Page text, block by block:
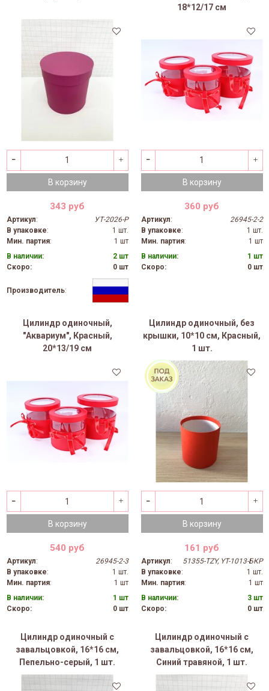
В корзину
343 руб
Артикул:
УТ-2026-Р
В упаковке:
1 шт.
Мин. партия:
1 шт
В наличии:
2 шт
Скоро:
0 шт
Производитель:
18*12/17 см
В корзину
360 руб
Артикул:
26945-2-2
В упаковке:
1 шт.
Мин. партия:
1 шт
В наличии:
1 шт
Скоро:
0 шт
Цилиндр одиночный,
"Аквариум", Красный,
20*13/19 см
В корзину
540 руб
Артикул:
26945-2-3
В упаковке:
1 шт.
Мин. партия:
1 шт
В наличии:
1 шт
Скоро:
0 шт
Цилиндр одиночный, без
крышки, 10*10 см, Красный,
1 шт.
В корзину
161 руб
Артикул:
51355-TZY, YT-1013-БКР
В упаковке:
1 шт.
Мин. партия:
1 шт
В наличии:
3 шт
Скоро:
0 шт
Цилиндр одиночный с
завальцовкой, 16*16 см,
Пепельно-серый, 1 шт.
Цилиндр одиночный с
завальцовкой, 16*16 см,
Синий травяной, 1 шт.